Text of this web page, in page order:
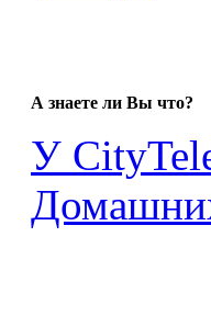
А знаете ли Вы что?
У